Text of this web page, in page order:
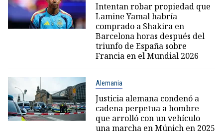
Intentan robar propiedad que
Lamine Yamal habría
comprado a Shakira en
Barcelona horas después del
triunfo de España sobre
Francia en el Mundial 2026
Alemania
Justicia alemana condenó a
cadena perpetua a hombre
que arrolló con un vehículo
una marcha en Múnich en 2025